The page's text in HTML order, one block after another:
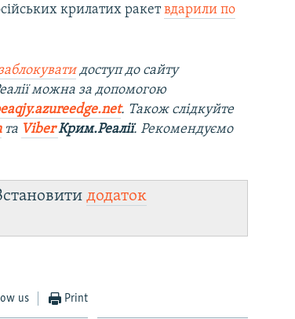
крилатих ракетвдарили по
доступ до сайту
можна за допомогою
. Також слідкуйте
та ViberКрим.Реалії. Рекомендуємо
додаток
us Print